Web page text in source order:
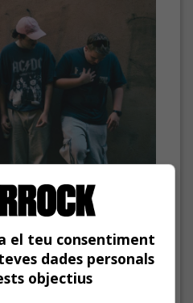
del seu projecte musical
el teu consentiment
dades personals
objectius